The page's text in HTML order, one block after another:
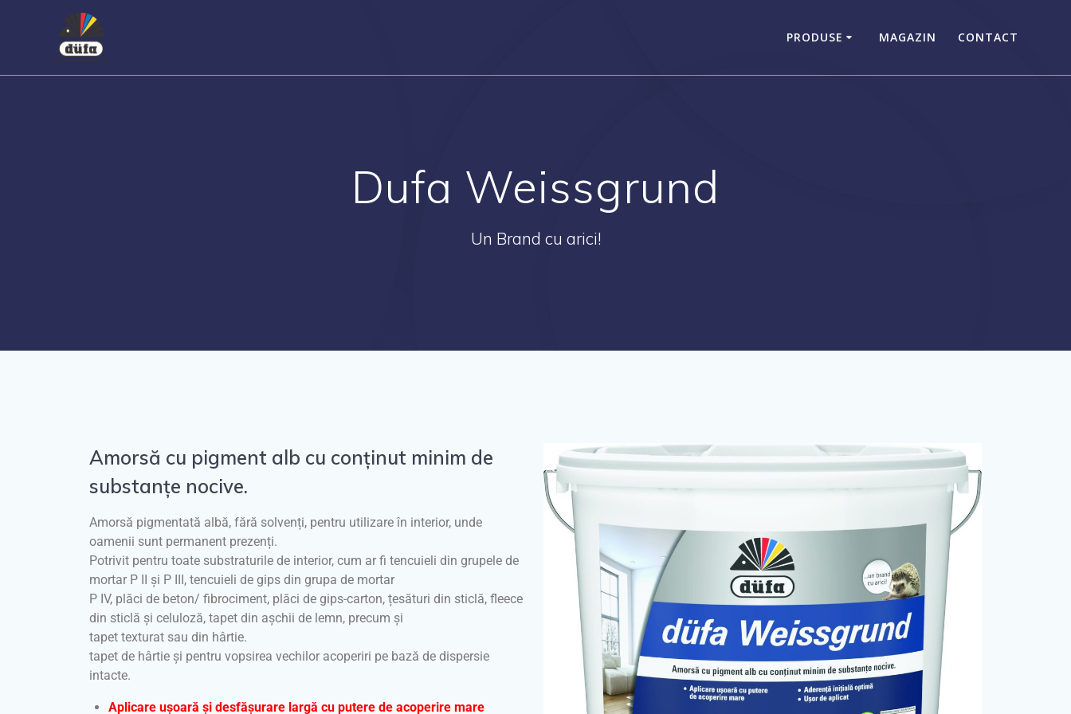
PRODUSE MAGAZIN CONTACT
Dufa Weissgrund
Un Brand cu arici!
Amorsă cu pigment alb cu conținut minim de
substanțe nocive.
Amorsă pigmentată albă, fără solvenți, pentru utilizare în interior, unde
oamenii sunt permanent prezenți.
Potrivit pentru toate substraturile de interior, cum ar fi tencuieli din grupele de
mortar P II și P III, tencuieli de gips din grupa de mortar
P IV, plăci de beton/ fibrociment, plăci de gips-carton, țesături din sticlă, fleece
din sticlă și celuloză, tapet din așchii de lemn, precum și
tapet texturat sau din hârtie.
tapet de hârtie și pentru vopsirea vechilor acoperiri pe bază de dispersie
intacte.
Aplicare ușoară și desfășurare largă cu putere de acoperire mare